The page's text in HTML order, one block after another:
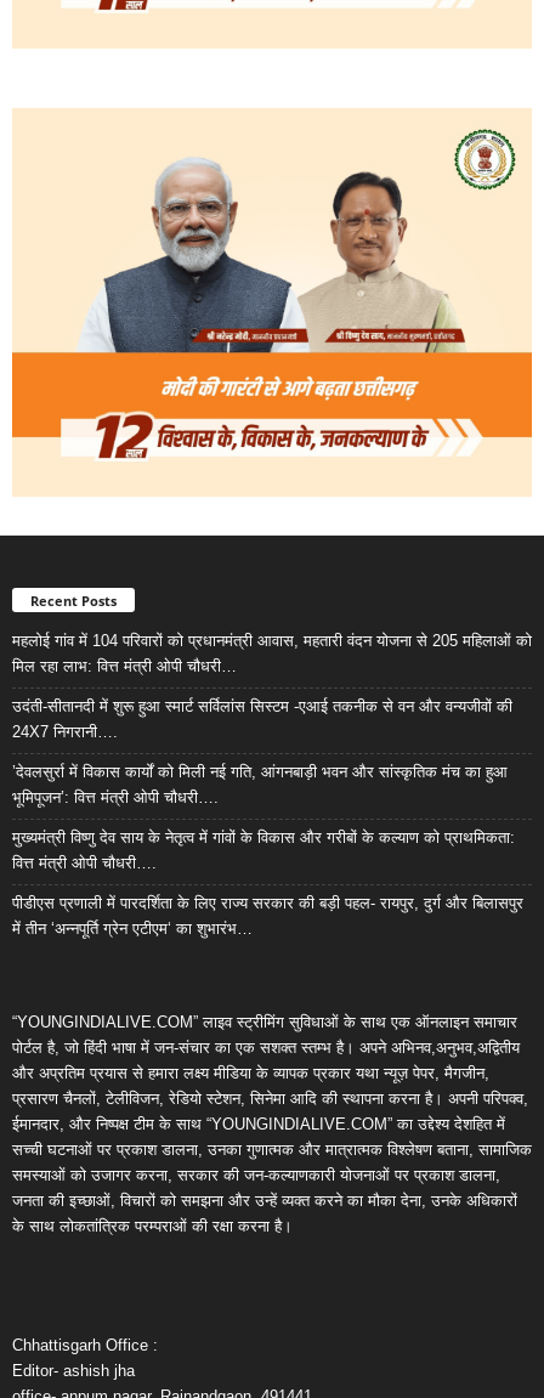
Recent Posts
महलोई गांव में 104 परिवारों को प्रधानमंत्री आवास, महतारी वंदन योजना से 205 महिलाओं को
मिल रहा लाभ: वित्त मंत्री ओपी चौधरी…
उदंती-सीतानदी में शुरू हुआ स्मार्ट सर्विलांस सिस्टम -एआई तकनीक से वन और वन्यजीवों की
24X7 निगरानी….
’देवलसुर्रा में विकास कार्यों को मिली नई गति, आंगनबाड़ी भवन और सांस्कृतिक मंच का हुआ
भूमिपूजन’: वित्त मंत्री ओपी चौधरी….
मुख्यमंत्री विष्णु देव साय के नेतृत्व में गांवों के विकास और गरीबों के कल्याण को प्राथमिकता:
वित्त मंत्री ओपी चौधरी….
पीडीएस प्रणाली में पारदर्शिता के लिए राज्य सरकार की बड़ी पहल- रायपुर, दुर्ग और बिलासपुर
में तीन ‘अन्नपूर्ति ग्रेन एटीएम‘ का शुभारंभ…
“YOUNGINDIALIVE.COM” लाइव स्ट्रीमिंग सुविधाओं के साथ एक ऑनलाइन समाचार
पोर्टल है, जो हिंदी भाषा में जन-संचार का एक सशक्त स्तम्भ है। अपने अभिनव,अनुभव,अद्वितीय
और अप्रतिम प्रयास से हमारा लक्ष्य मीडिया के व्यापक प्रकार यथा न्यूज़ पेपर, मैगजीन,
प्रसारण चैनलों, टेलीविजन, रेडियो स्टेशन, सिनेमा आदि की स्थापना करना है। अपनी परिपक्व,
ईमानदार, और निष्पक्ष टीम के साथ “YOUNGINDIALIVE.COM” का उद्देश्य देशहित में
सच्ची घटनाओं पर प्रकाश डालना, उनका गुणात्मक और मात्रात्मक विश्लेषण बताना, सामाजिक
समस्याओं को उजागर करना, सरकार की जन-कल्याणकारी योजनाओं पर प्रकाश डालना,
जनता की इच्छाओं, विचारों को समझना और उन्हें व्यक्त करने का मौका देना, उनके अधिकारों
के साथ लोकतांत्रिक परम्पराओं की रक्षा करना है।
Chhattisgarh Office :
Editor- ashish jha